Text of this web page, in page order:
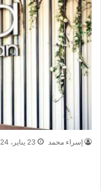
إسراء محمد 23 يناير، 2024